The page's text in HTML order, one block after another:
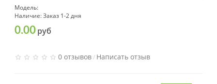
Модель:
Наличие: Заказ 1-2 дня
0.00руб
0 отзывов/ Написать отзыв